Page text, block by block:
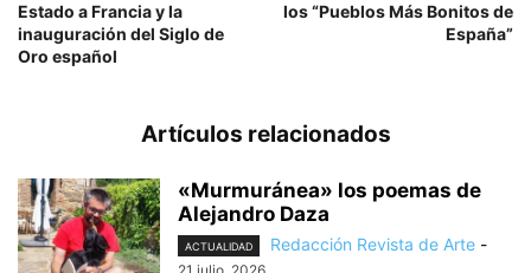
Estado a Francia y la
inauguración del Siglo de
Oro español
los “Pueblos Más Bonitos de
España”
Artículos relacionados
«Murmuránea» los poemas de
Alejandro Daza
ACTUALIDAD Redacción Revista de Arte -